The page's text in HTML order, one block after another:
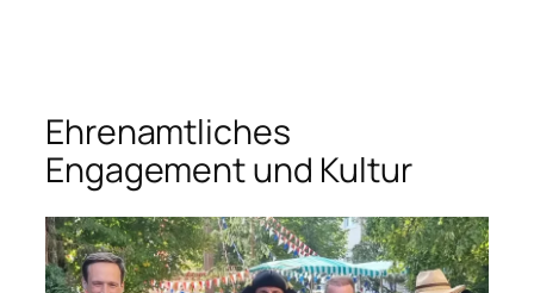
Ehrenamtliches
Engagement und Kultur